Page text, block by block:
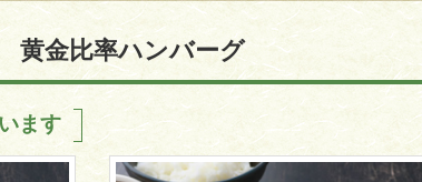
黄金比率ハンバーグ
ます